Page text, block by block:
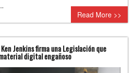
Read More >>
Jenkins firma una Legislación que
digital engañoso